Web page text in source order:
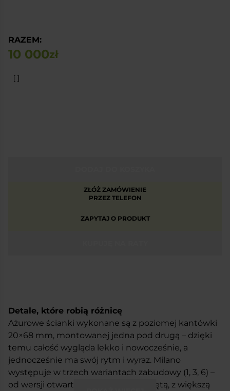
Detale, które robią różnicę
Ażurowe ścianki wykonane są z poziomej kantówki
20×68 mm, montowanej jedna pod drugą – dzięki
temu całość wygląda lekko i nowocześnie, a
jednocześnie ma swój rytm i wyraz. Milano
występuje w trzech wariantach zabudowy (1, 3, 6) –
od wersji otwartej po bardziej osłoniętą, z większą
RAZEM:
10 000zł
ZŁÓŻ ZAMÓWIENIE
PRZEZ TELEFON
ZAPYTAJ O PRODUKT